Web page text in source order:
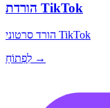
הורדת TikTok
הורד סרטוני TikTok
לִפְתוֹחַ →